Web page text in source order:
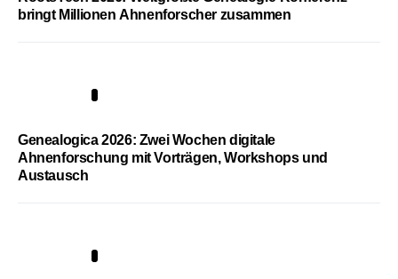
bringt Millionen Ahnenforscher zusammen
Genealogica 2026: Zwei Wochen digitale
Ahnenforschung mit Vorträgen, Workshops und
Austausch